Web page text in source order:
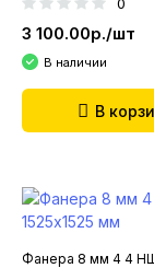
3 100.00р./шт
В наличии
В
Фанера 8 мм 4 4 НШ 1525х1525